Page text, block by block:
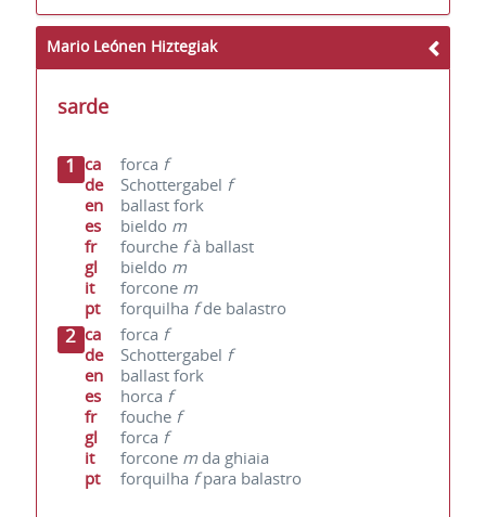
Mario Leónen Hiztegiak
sarde
1 ca forca f
de
Schottergabel f
en
ballast fork
es
bieldo m
fr
fourche fà ballast
gl
bieldo m
it
forcone m
pt
forquilha fde balastro
2 ca forca f
de
Schottergabel f
en
ballast fork
es
horca f
fr
fouche f
gl
forca f
it
forcone mda ghiaia
pt
forquilha fpara balastro